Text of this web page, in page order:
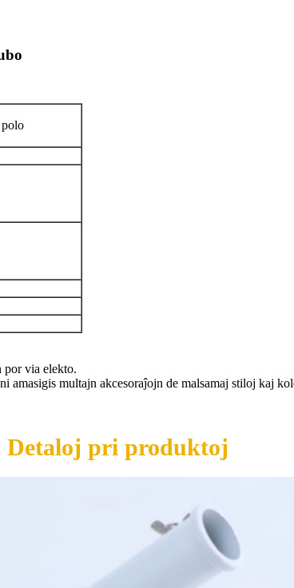
por via elekto.
amasigis multajn akcesoraĵojn de malsamaj stiloj kaj
Detaloj pri produktoj